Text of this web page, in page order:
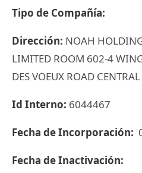
Tipo de Compañía:
Dirección: NOAH
LIMITED ROOM 602-4
DES VOEUX ROAD
Id Interno: 6044467
Fecha de Incorporación:
Fecha de Inactivación: